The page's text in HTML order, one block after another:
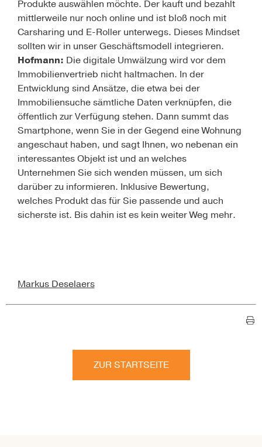
Produkte auswählen möchte. Der kauft und bezahlt
mittlerweile nur noch online und ist bloß noch mit
Carsharing und E-Roller unterwegs. Dieses Mindset
sollten wir in unser Geschäftsmodell integrieren.
Hofmann: Die digitale Umwälzung wird vor dem
Immobilienvertrieb nicht haltmachen. In der
Entwicklung sind Ansätze, die etwa bei der
Immobiliensuche sämtliche Daten verknüpfen, die
öffentlich zur Verfü­gung stehen. Dann summt das
Smartphone, wenn Sie in der Gegend eine Wohnung
angeschaut haben, und sagt Ihnen, wo nebenan ein
interessantes Objekt ist und an welches
Unternehmen Sie sich wenden müssen, um sich
darüber zu informieren. Inklusive Bewertung,
welches Produkt das für Sie passende und auch
sicherste ist. Bis dahin ist es kein weiter Weg mehr.
Markus Deselaers
ZUR STARTSEITE